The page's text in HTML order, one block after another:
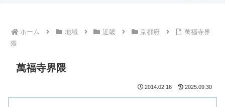
ホーム 地域 近畿 京都府
萬福寺界
隈
萬福寺界隈
2014.02.16 2025.09.30